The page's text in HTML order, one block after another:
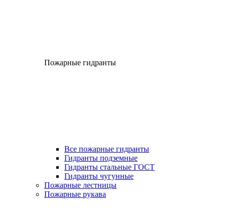
Пожарные гидранты
Все пожарные гидранты
Гидранты подземные
Гидранты стальные ГОСТ
Гидранты чугунные
Пожарные лестницы
Пожарные рукава